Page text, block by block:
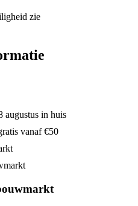
zie
augustus in huis
vanaf €50